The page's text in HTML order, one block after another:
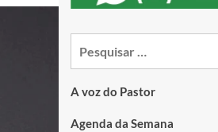
A voz do Pastor
Agenda da Semana